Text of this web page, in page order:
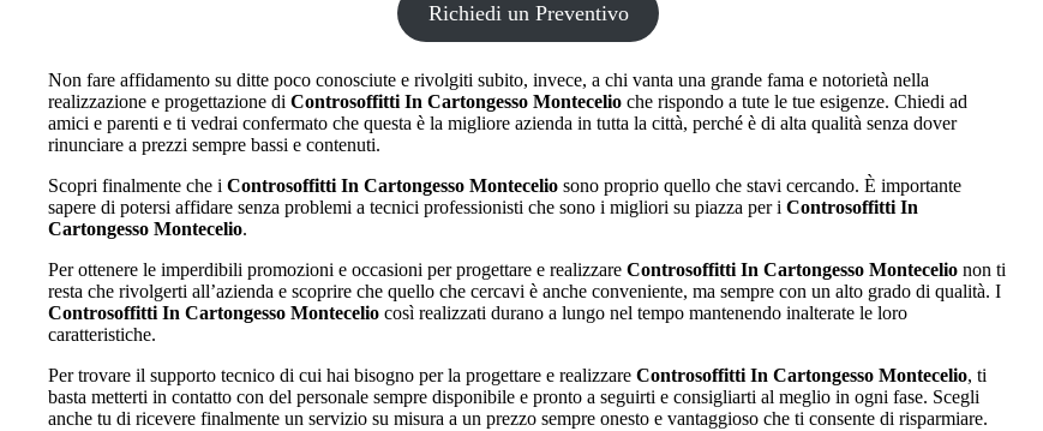
Richiedi un Preventivo
Non fare affidamento su ditte poco conosciute e rivolgiti subito, invece, a chi vanta una grande fama e notorietà nella
realizzazione e progettazione di Controsoffitti In Cartongesso Montecelio che rispondo a tute le tue esigenze. Chiedi ad
amici e parenti e ti vedrai confermato che questa è la migliore azienda in tutta la città, perché è di alta qualità senza dover
rinunciare a prezzi sempre bassi e contenuti.
Scopri finalmente che i Controsoffitti In Cartongesso Montecelio sono proprio quello che stavi cercando. È importante
sapere di potersi affidare senza problemi a tecnici professionisti che sono i migliori su piazza per i Controsoffitti In
Cartongesso Montecelio.
Per ottenere le imperdibili promozioni e occasioni per progettare e realizzare Controsoffitti In Cartongesso Montecelio non ti
resta che rivolgerti all’azienda e scoprire che quello che cercavi è anche conveniente, ma sempre con un alto grado di qualità. I
Controsoffitti In Cartongesso Montecelio così realizzati durano a lungo nel tempo mantenendo inalterate le loro
caratteristiche.
Per trovare il supporto tecnico di cui hai bisogno per la progettare e realizzare Controsoffitti In Cartongesso Montecelio, ti
basta metterti in contatto con del personale sempre disponibile e pronto a seguirti e consigliarti al meglio in ogni fase. Scegli
anche tu di ricevere finalmente un servizio su misura a un prezzo sempre onesto e vantaggioso che ti consente di risparmiare.